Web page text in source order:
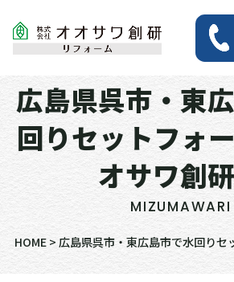
広島県呉市・東
回りセットフォ
オサワ創
MIZUMAWARI
HOME> 広島県呉市・東広島市で水回りセ